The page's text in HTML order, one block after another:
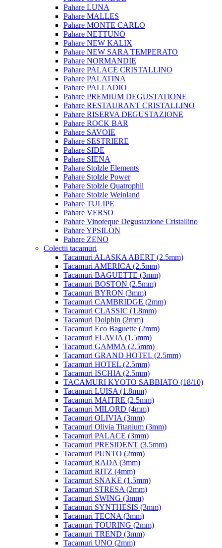
Pahare LUNA
Pahare MALLES
Pahare MONTE CARLO
Pahare NETTUNO
Pahare NEW KALIX
Pahare NEW SARA TEMPERATO
Pahare NORMANDIE
Pahare PALACE CRISTALLINO
Pahare PALATINA
Pahare PALLADIO
Pahare PREMIUM DEGUSTATIONE
Pahare RESTAURANT CRISTALLINO
Pahare RISERVA DEGUSTAZIONE
Pahare ROCK BAR
Pahare SAVOIE
Pahare SESTRIERE
Pahare SIDE
Pahare SIENA
Pahare Stolzle Elements
Pahare Stolzle Power
Pahare Stolzle Quatrophil
Pahare Stolzle Weinland
Pahare TULIPE
Pahare VERSO
Pahare Vinoteque Degustazione Cristallino
Pahare YPSILON
Pahare ZENO
Colectii tacamuri
Tacamuri ALASKA ABERT (2.5mm)
Tacamuri AMERICA (2.5mm)
Tacamuri BAGUETTE (3mm)
Tacamuri BOSTON (2.5mm)
Tacamuri BYRON (3mm)
Tacamuri CAMBRIDGE (2mm)
Tacamuri CLASSIC (1.8mm)
Tacamuri Dolphin (2mm)
Tacamuri Eco Baguette (2mm)
Tacamuri FLAVIA (1.5mm)
Tacamuri GAMMA (2.5mm)
Tacamuri GRAND HOTEL (2.5mm)
Tacamuri HOTEL (2.5mm)
Tacamuri ISCHIA (2.5mm)
TACAMURI KYOTO SABBIATO (18/10)
Tacamuri LUISA (1.8mm)
Tacamuri MAITRE (2.5mm)
Tacamuri MILORD (4mm)
Tacamuri OLIVIA (3mm)
Tacamuri Olivia Titanium (3mm)
Tacamuri PALACE (3mm)
Tacamuri PRESIDENT (3.5mm)
Tacamuri PUNTO (2mm)
Tacamuri RADA (3mm)
Tacamuri RITZ (4mm)
Tacamuri SNAKE (1.5mm)
Tacamuri STRESA (2mm)
Tacamuri SWING (3mm)
Tacamuri SYNTHESIS (3mm)
Tacamuri TECNA (3mm)
Tacamuri TOURING (2mm)
Tacamuri TREND (3mm)
Tacamuri UNO (2mm)